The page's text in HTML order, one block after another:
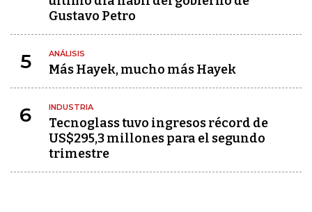
Gustavo Petro
5 ANÁLISIS
Más Hayek, mucho más Hayek
6 INDUSTRIA
Tecnoglass tuvo ingresos récord de
US$295,3 millones para el segundo
trimestre